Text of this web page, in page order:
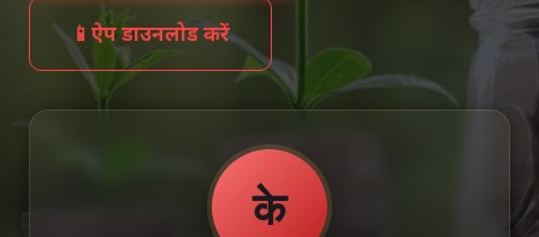
📱 ऐप डाउनलोड करें
के